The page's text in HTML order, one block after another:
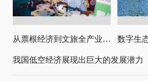
从票根经济到文旅全产业链升级
我国低空经济展现出巨大的发展潜力